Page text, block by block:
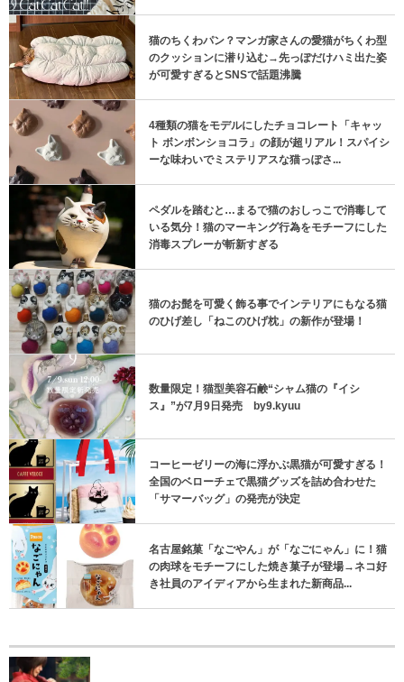
猫のちくわパン？マンガ家さんの愛猫がちくわ型
のクッションに潜り込む→先っぽだけハミ出た姿
が可愛すぎるとSNSで話題沸騰
4種類の猫をモデルにしたチョコレート「キャッ
ト ボンボンショコラ」の顔が超リアル！スパイシ
ーな味わいでミステリアスな猫っぽさ...
ペダルを踏むと…まるで猫のおしっこで消毒して
いる気分！猫のマーキング行為をモチーフにした
消毒スプレーが斬新すぎる
猫のお髭を可愛く飾る事でインテリアにもなる猫
のひげ差し「ねこのひげ枕」の新作が登場！
数量限定！猫型美容石鹸“シャム猫の『イシ
ス』”が7月9日発売 by9.kyuu
コーヒーゼリーの海に浮かぶ黒猫が可愛すぎる！
全国のベローチェで黒猫グッズを詰め合わせた
「サマーバッグ」の発売が決定
名古屋銘菓「なごやん」が「なごにゃん」に！猫
の肉球をモチーフにした焼き菓子が登場→ネコ好
き社員のアイディアから生まれた新商品...